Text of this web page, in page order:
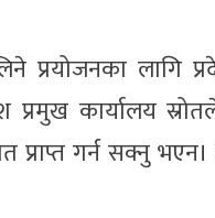
प्रयोजनका
कार्यालय
प्राप्त गर्न सक्नु